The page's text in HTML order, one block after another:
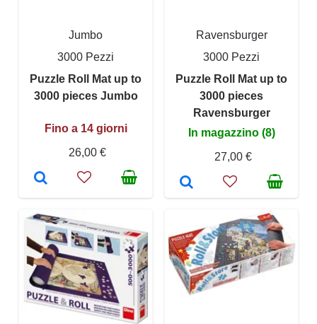
Jumbo
3000 Pezzi
Puzzle Roll Mat up to
3000 pieces Jumbo
Fino a 14 giorni
26,00 €
Ravensburger
3000 Pezzi
Puzzle Roll Mat up to
3000 pieces
Ravensburger
In magazzino (8)
27,00 €